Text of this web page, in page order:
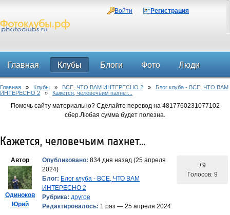
Войти Регистрация
Главная Клубы Блоги Фото Люди
Форум
Главная » Клубы » ВСЕ, ЧТО ВАМ ИНТЕРЕСНО 2 » Блог клуба - ВСЕ, ЧТО ВАМ
ИНТЕРЕСНО 2 » Кажется, человечьим пахнет...
Помочь сайту материально? Сделайте перевод на 4817760231077102
сбер.Любая сумма будет полезна.
Кажется, человечьим пахнет...
Автор
Одиноков
Юрий
Опубликовано: 834 дня назад (25 апреля
2024)
Блог: Блог клуба - ВСЕ, ЧТО ВАМ
ИНТЕРЕСНО 2
Рубрика: другое
Редактировалось: 1 раз — 25 апреля 2024
+9
Голосов: 9